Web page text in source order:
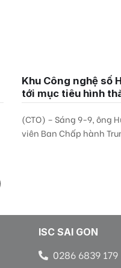
Khu Công nghệ số
tới mục tiêu hình
công nghệ thông
(CTO) – Sáng 9-9, ông
viên Ban Chấp hành
ISC SAI GON
0286 6839 179